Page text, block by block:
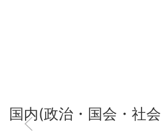
国内(政治・国会・社